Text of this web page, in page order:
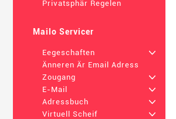
Privatsphär Regelen
Mailo Servicer
Eegeschaften
+
Änneren Är Email Adress
Zougang
+
E-Mail
+
Adressbuch
+
Virtuell Scheif
+